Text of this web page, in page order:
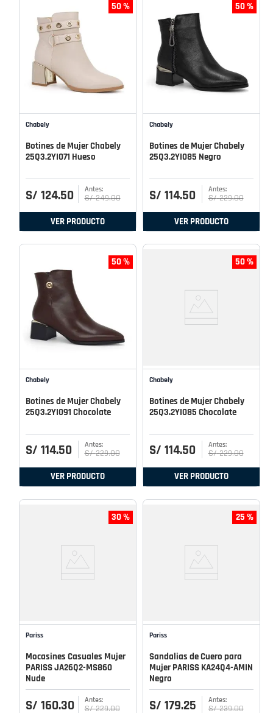
50 %
Chabely
Botines de Mujer Chabely
25Q3.2YI071 Hueso
S/ 124.50 S/ 249.00
VER PRODUCTO
50 %
Chabely
Botines de Mujer Chabely
25Q3.2YI085 Negro
S/ 114.50 S/ 229.00
VER PRODUCTO
50 %
Chabely
Botines de Mujer Chabely
25Q3.2YI091 Chocolate
S/ 114.50 S/ 229.00
VER PRODUCTO
50 %
Chabely
Botines de Mujer Chabely
25Q3.2YI085 Chocolate
S/ 114.50 S/ 229.00
VER PRODUCTO
30 %
Pariss
Mocasines Casuales Mujer
PARISS JA26Q2-MS860
Nude
S/ 160.30 S/ 229.00
25 %
Pariss
Sandalias de Cuero para
Mujer PARISS KA24Q4-AMIN
Negro
S/ 179.25 S/ 239.00